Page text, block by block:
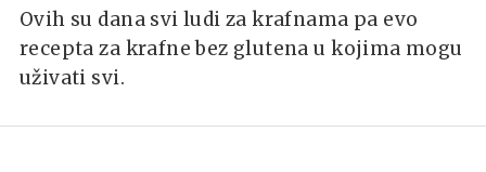
Ovih su dana svi ludi za krafnama pa evo
recepta za krafne bez glutena u kojima mogu
uživati svi.